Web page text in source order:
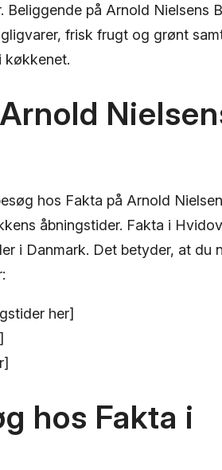
på Arnold Nielsens
frisk frugt og grønt
køkkenet.
hos Fakta på Arnold
åbningstider. Fakta i
i Danmark. Det betyder, at du
her]
hos Fakta i